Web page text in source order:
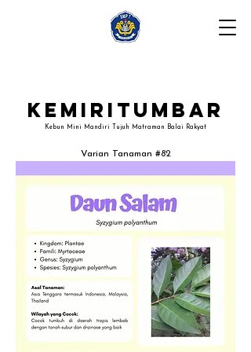
Kemiritumbar
Kebun Mini Mandiri Tujuh Matraman Balai Rakyat
Varian Tanaman #82